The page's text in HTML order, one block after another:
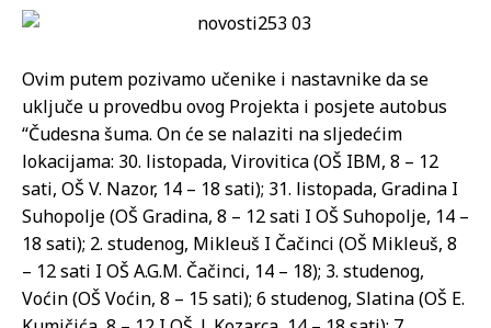
Ovim putem pozivamo učenike i nastavnike da se
uključe u provedbu ovog Projekta i posjete autobus
“Čudesna šuma. On će se nalaziti na sljedećim
lokacijama: 30. listopada, Virovitica (OŠ IBM, 8 – 12
sati, OŠ V. Nazor, 14 – 18 sati); 31. listopada, Gradina I
Suhopolje (OŠ Gradina, 8 – 12 sati I OŠ Suhopolje, 14 –
18 sati); 2. studenog, Mikleuš I Čačinci (OŠ Mikleuš, 8
– 12 sati I OŠ A.G.M. Čačinci, 14 – 18); 3. studenog,
Voćin (OŠ Voćin, 8 – 15 sati); 6 studenog, Slatina (OŠ E.